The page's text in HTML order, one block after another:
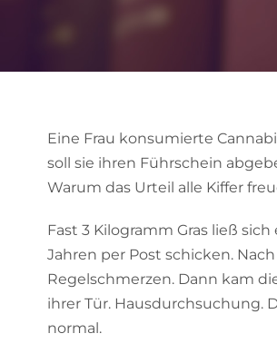
Eine Frau konsumierte
soll sie ihren Führschein
Warum das Urteil alle Kiffer
Fast 3 Kilogramm Gras ließ
Jahren per Post schicken.
Regelschmerzen. Dann kam
ihrer Tür. Hausdurchsuchung.
normal.